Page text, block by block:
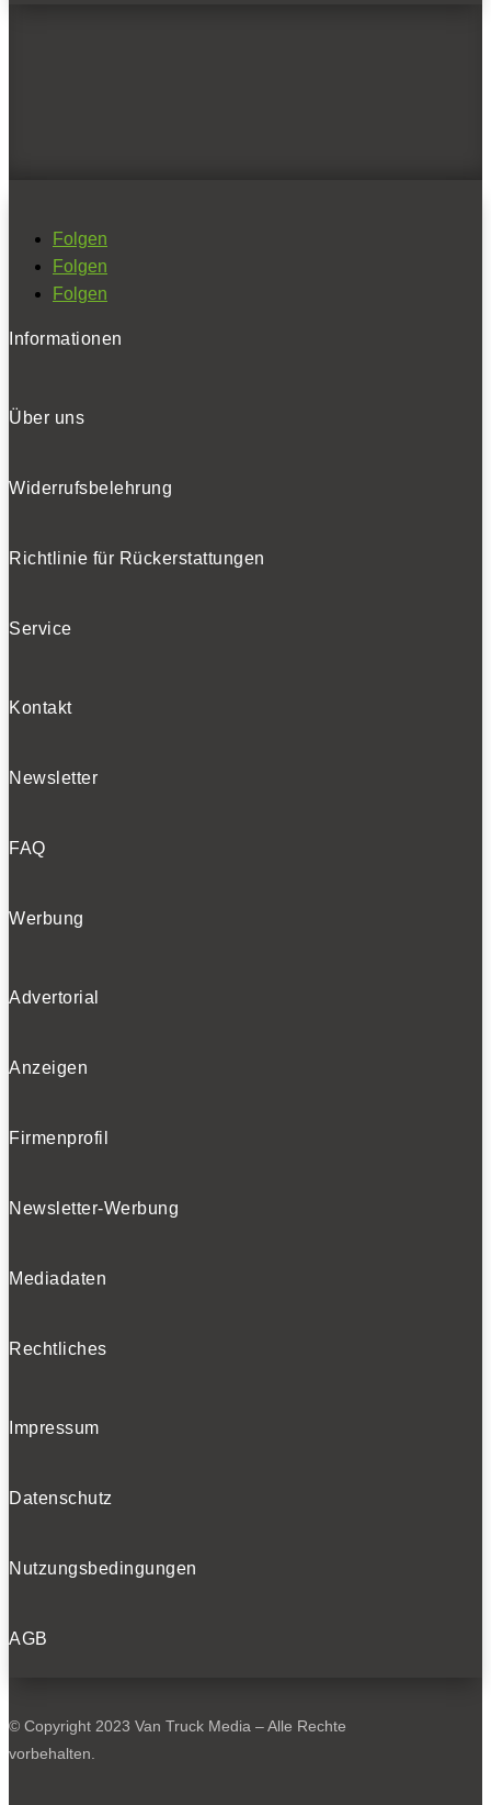
Folgen
Folgen
Folgen
Informationen
Über uns
Widerrufsbelehrung
Richtlinie für Rückerstattungen
Service
Kontakt
Newsletter
FAQ
Werbung
Advertorial
Anzeigen
Firmenprofil
Newsletter-Werbung
Mediadaten
Rechtliches
Impressum
Datenschutz
Nutzungsbedingungen
AGB
© Copyright 2023 Van Truck Media – Alle Rechte
vorbehalten.